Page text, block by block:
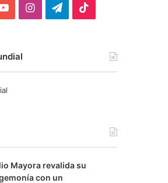
Y
u
e
I
r
a
T
a
m
Mayora revalida su
con un